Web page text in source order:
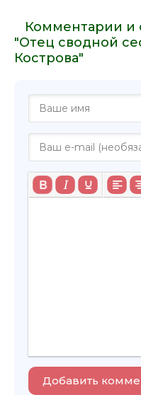
Комментарии и
"Отец сводной
Кострова"
Добавить